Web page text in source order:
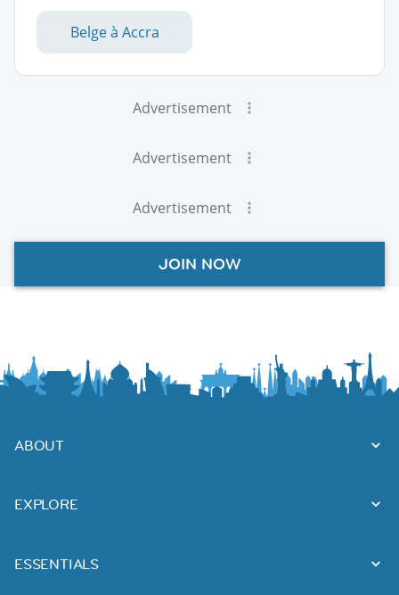
Belge à Accra
Advertisement
Advertisement
Advertisement
JOIN NOW
ABOUT
EXPLORE
ESSENTIALS